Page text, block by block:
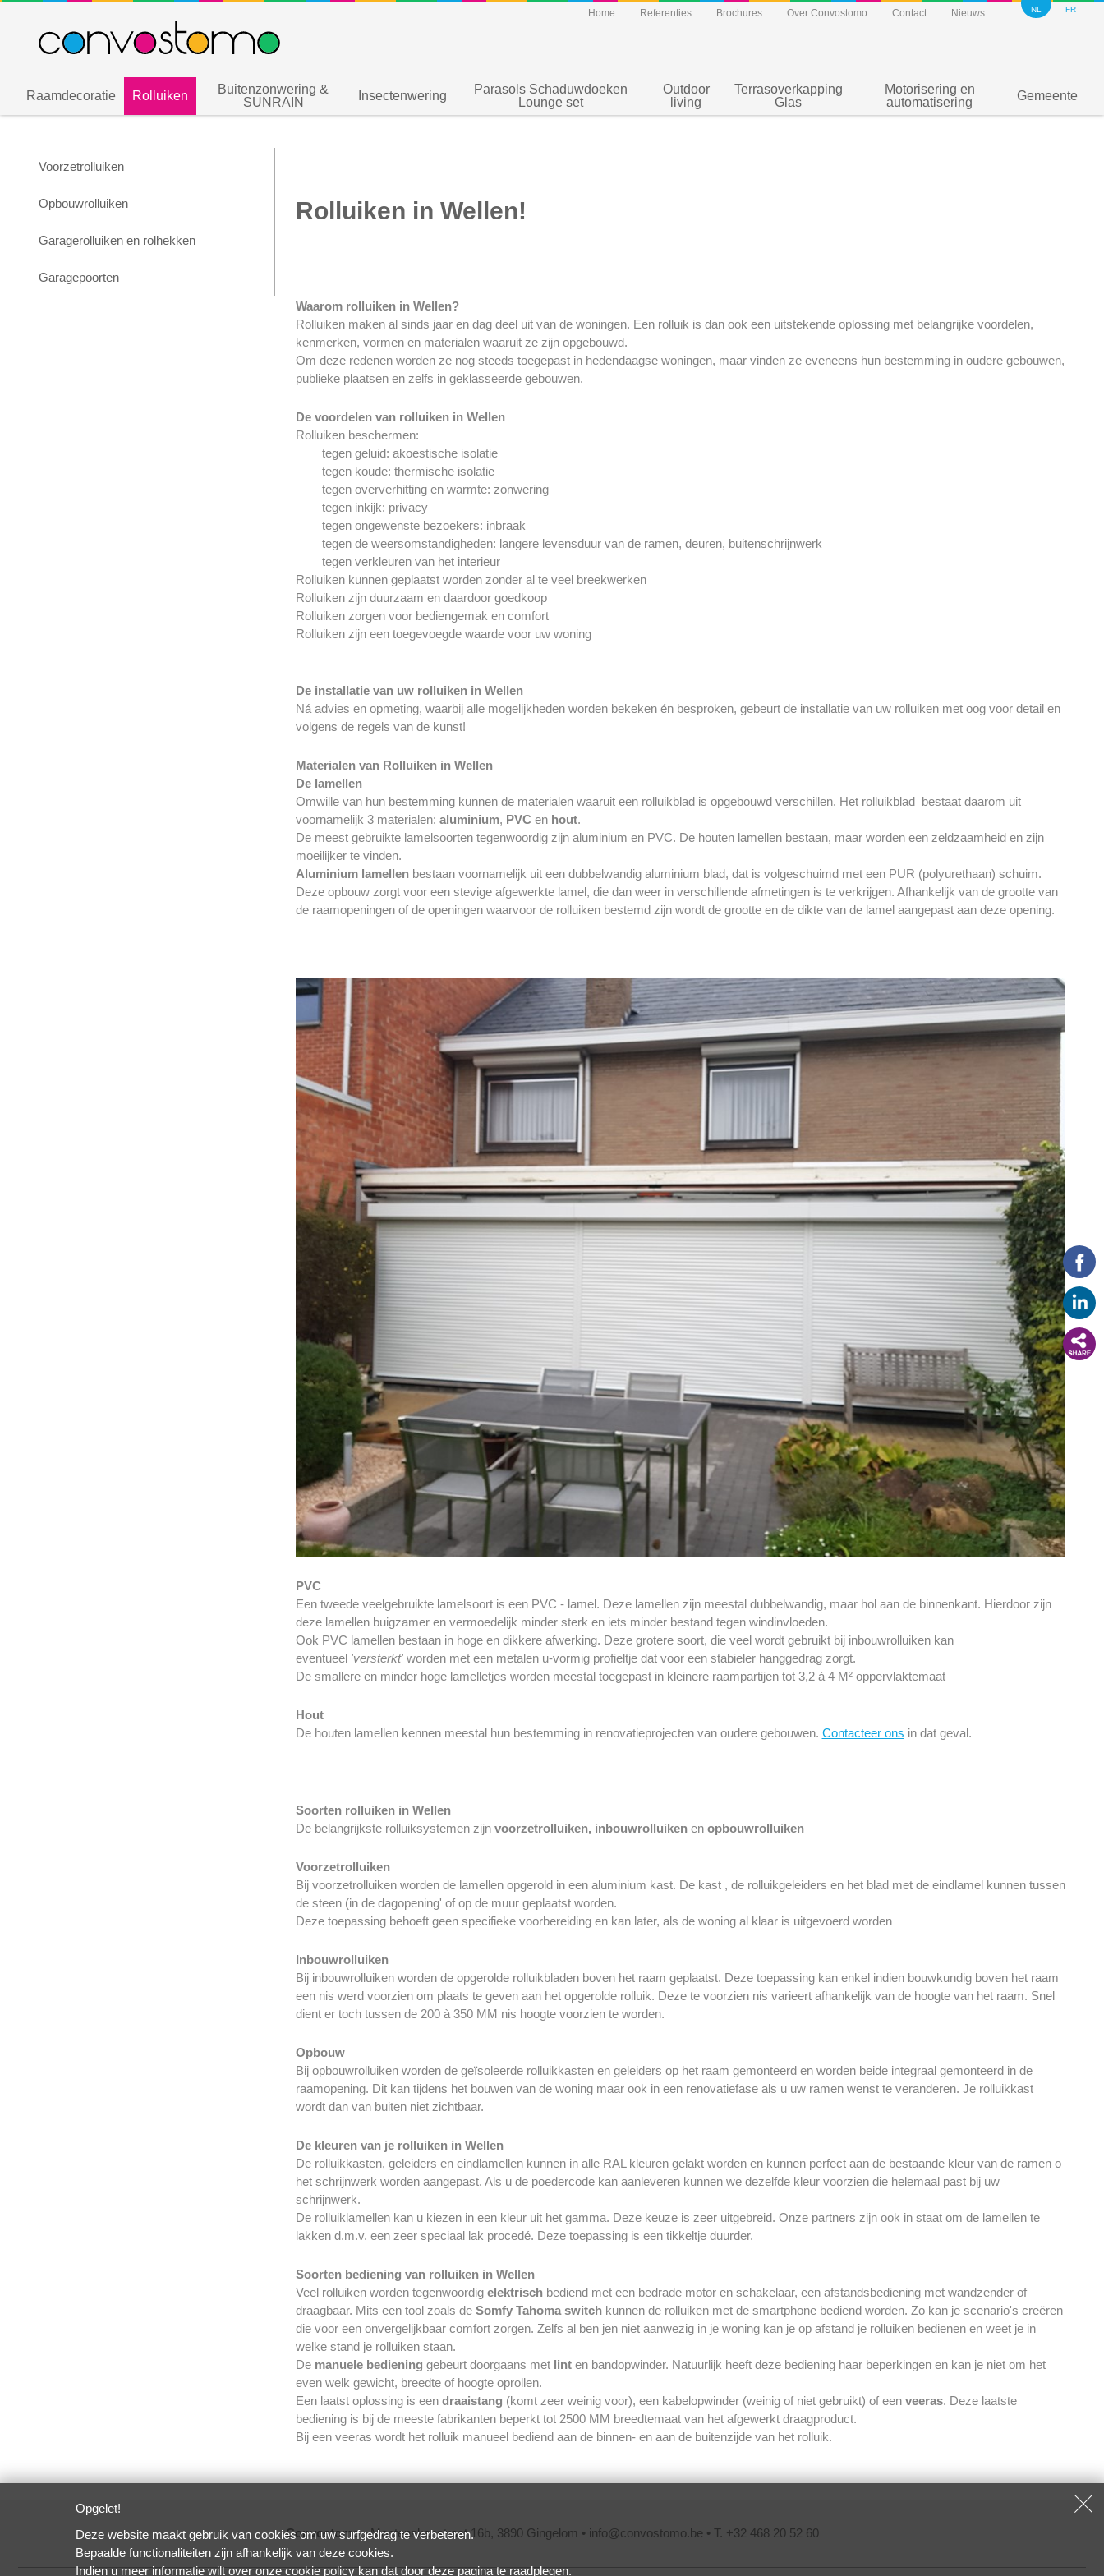
Home Referenties Brochures Over Convostomo Contact Nieuws NL FR
Raamdecoratie Rolluiken
Buitenzonwering &
SUNRAIN
Insectenwering
Parasols Schaduwdoeken
Lounge set
Outdoor
living
Terrasoverkapping
Glas
Motorisering en
automatisering
Gemeente
Voorzetrolluiken
Opbouwrolluiken
Garagerolluiken en rolhekken
Garagepoorten
Rolluiken in Wellen!
Waarom rolluiken in Wellen?
Rolluiken maken al sinds jaar en dag deel uit van de woningen. Een rolluik is dan ook een uitstekende oplossing met belangrijke voordelen,
kenmerken, vormen en materialen waaruit ze zijn opgebouwd.
Om deze redenen worden ze nog steeds toegepast in hedendaagse woningen, maar vinden ze eveneens hun bestemming in oudere gebouwen,
publieke plaatsen en zelfs in geklasseerde gebouwen.
De voordelen van rolluiken in Wellen
Rolluiken beschermen:
tegen geluid: akoestische isolatie
tegen koude: thermische isolatie
tegen oververhitting en warmte: zonwering
tegen inkijk: privacy
tegen ongewenste bezoekers: inbraak
tegen de weersomstandigheden: langere levensduur van de ramen, deuren, buitenschrijnwerk
tegen verkleuren van het interieur
Rolluiken kunnen geplaatst worden zonder al te veel breekwerken
Rolluiken zijn duurzaam en daardoor goedkoop
Rolluiken zorgen voor bediengemak en comfort
Rolluiken zijn een toegevoegde waarde voor uw woning
De installatie van uw rolluiken in Wellen
Ná advies en opmeting, waarbij alle mogelijkheden worden bekeken én besproken, gebeurt de installatie van uw rolluiken met oog voor detail en
volgens de regels van de kunst!
Materialen van Rolluiken in Wellen
De lamellen
Omwille van hun bestemming kunnen de materialen waaruit een rolluikblad is opgebouwd verschillen. Het rolluikblad bestaat daarom uit
voornamelijk 3 materialen: aluminium, PVC en hout.
De meest gebruikte lamelsoorten tegenwoordig zijn aluminium en PVC. De houten lamellen bestaan, maar worden een zeldzaamheid en zijn
moeilijker te vinden.
Aluminium lamellenbestaan voornamelijk uit een dubbelwandig aluminium blad, dat is volgeschuimd met een PUR (polyurethaan) schuim.
Deze opbouw zorgt voor een stevige afgewerkte lamel, die dan weer in verschillende afmetingen is te verkrijgen. Afhankelijk van de grootte van
de raamopeningen of de openingen waarvoor de rolluiken bestemd zijn wordt de grootte en de dikte van de lamel aangepast aan deze opening.
PVC
Een tweede veelgebruikte lamelsoort is een PVC - lamel. Deze lamellen zijn meestal dubbelwandig, maar hol aan de binnenkant. Hierdoor zijn
deze lamellen buigzamer en vermoedelijk minder sterk en iets minder bestand tegen windinvloeden.
Ook PVC lamellen bestaan in hoge en dikkere afwerking. Deze grotere soort, die veel wordt gebruikt bij inbouwrolluiken kan
eventueel'versterkt' worden met een metalen u-vormig profieltje dat voor een stabieler hanggedrag zorgt.
De smallere en minder hoge lamelletjes worden meestal toegepast in kleinere raampartijen tot 3,2 à 4 M² oppervlaktemaat
Hout
De houten lamellen kennen meestal hun bestemming in renovatieprojecten van oudere gebouwen. Contacteer ons in dat geval.
Soorten rolluiken in Wellen
De belangrijkste rolluiksystemen zijnvoorzetrolluiken, inbouwrolluiken enopbouwrolluiken
Voorzetrolluiken
Bij voorzetrolluiken worden de lamellen opgerold in een aluminium kast. De kast , de rolluikgeleiders en het blad met de eindlamel kunnen tussen
de steen (in de dagopening' of op de muur geplaatst worden.
Deze toepassing behoeft geen specifieke voorbereiding en kan later, als de woning al klaar is uitgevoerd worden
Inbouwrolluiken
Bij inbouwrolluiken worden de opgerolde rolluikbladen boven het raam geplaatst. Deze toepassing kan enkel indien bouwkundig boven het raam
een nis werd voorzien om plaats te geven aan het opgerolde rolluik. Deze te voorzien nis varieert afhankelijk van de hoogte van het raam. Snel
dient er toch tussen de 200 à 350 MM nis hoogte voorzien te worden.
Opbouw
Bij opbouwrolluiken worden de geïsoleerde rolluikkasten en geleiders op het raam gemonteerd en worden beide integraal gemonteerd in de
raamopening. Dit kan tijdens het bouwen van de woning maar ook in een renovatiefase als u uw ramen wenst te veranderen. Je rolluikkast
wordt dan van buiten niet zichtbaar.
De kleuren van je rolluiken in Wellen
De rolluikkasten, geleiders en eindlamellen kunnen in alle RAL kleuren gelakt worden en kunnen perfect aan de bestaande kleur van de ramen o
het schrijnwerk worden aangepast. Als u de poedercode kan aanleveren kunnen we dezelfde kleur voorzien die helemaal past bij uw
schrijnwerk.
De rolluiklamellen kan u kiezen in een kleur uit het gamma. Deze keuze is zeer uitgebreid. Onze partners zijn ook in staat om de lamellen te
lakken d.m.v. een zeer speciaal lak procedé. Deze toepassing is een tikkeltje duurder.
Soorten bediening van rolluiken in Wellen
Veel rolluiken worden tegenwoordig elektrischbediend met een bedrade motor en schakelaar, een afstandsbediening met wandzender of
draagbaar. Mits een tool zoals de Somfy Tahoma switchkunnen de rolluiken met de smartphone bediend worden. Zo kan je scenario's creëren
die voor een onvergelijkbaar comfort zorgen. Zelfs al ben jen niet aanwezig in je woning kan je op afstand je rolluiken bedienen en weet je in
welke stand je rolluiken staan.
De manuele bediening gebeurt doorgaans met linten bandopwinder. Natuurlijk heeft deze bediening haar beperkingen en kan je niet om het
even welk gewicht, breedte of hoogte oprollen.
Een laatst oplossing is een draaistang (komt zeer weinig voor), een kabelopwinder (weinig of niet gebruikt) of een veeras. Deze laatste
bediening is bij de meeste fabrikanten beperkt tot 2500 MM breedtemaat van het afgewerkt draagproduct.
Bij een veeras wordt het rolluik manueel bediend aan de binnen- en aan de buitenzijde van het rolluik.
Convostomo• Montenakenstraat 16b, 3890 Gingelom • info@convostomo.be • T. +32 468 20 52 60
Opgelet!
Deze website maakt gebruik van cookies om uw surfgedrag te verbeteren.
Bepaalde functionaliteiten zijn afhankelijk van deze cookies.
Indien u meer informatie wilt over onze cookie policy kan dat door deze pagina te raadplegen.